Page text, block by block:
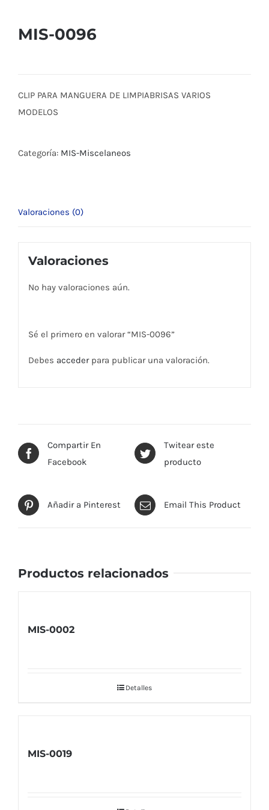
MIS-0096
CLIP PARA MANGUERA DE LIMPIABRISAS VARIOS
MODELOS
Categoría: MIS-Miscelaneos
Valoraciones (0)
Valoraciones
No hay valoraciones aún.
Sé el primero en valorar “MIS-0096”
Debes accederpara publicar una valoración.
Compartir En
Facebook
Twitear este
producto
Añadir a Pinterest Email This Product
Productos relacionados
MIS-0002
Detalles
MIS-0019